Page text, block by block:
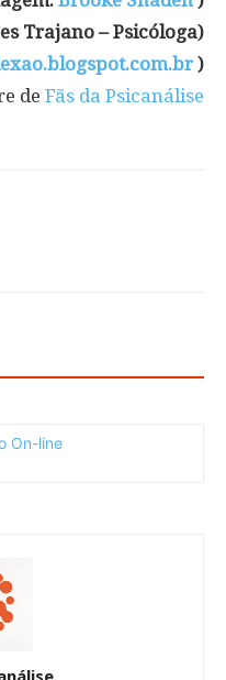
Trajano – Psicóloga)
)
de Fãs da Psicanálise